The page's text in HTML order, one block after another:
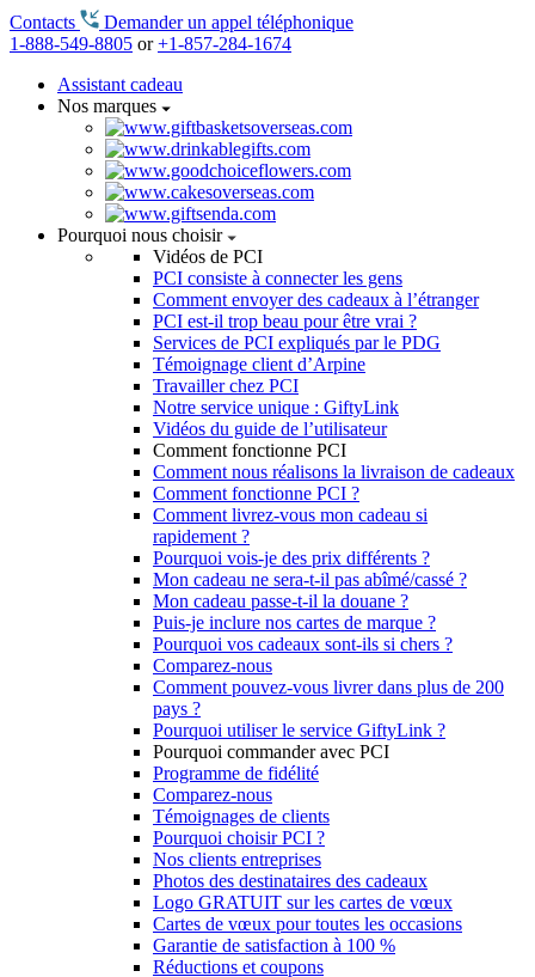
Contacts
Demander un appel téléphonique
1-888-549-8805 or+1-857-284-1674
Assistant cadeau
Nos marques
Pourquoi nous choisir
Vidéos de PCI
PCI consiste à connecter les gens
Comment envoyer des cadeaux à l’étranger
PCI est-il trop beau pour être vrai ?
Services de PCI expliqués par le PDG
Témoignage client d’Arpine
Travailler chez PCI
Notre service unique : GiftyLink
Vidéos du guide de l’utilisateur
Comment fonctionne PCI
Comment nous réalisons la livraison de cadeaux
Comment fonctionne PCI ?
Comment livrez-vous mon cadeau si
rapidement ?
Pourquoi vois-je des prix différents ?
Mon cadeau ne sera-t-il pas abîmé/cassé ?
Mon cadeau passe-t-il la douane ?
Puis-je inclure nos cartes de marque ?
Pourquoi vos cadeaux sont-ils si chers ?
Comparez-nous
Comment pouvez-vous livrer dans plus de 200
pays ?
Pourquoi utiliser le service GiftyLink ?
Pourquoi commander avec PCI
Programme de fidélité
Comparez-nous
Témoignages de clients
Pourquoi choisir PCI ?
Nos clients entreprises
Photos des destinataires des cadeaux
Logo GRATUIT sur les cartes de vœux
Cartes de vœux pour toutes les occasions
Garantie de satisfaction à 100 %
Réductions et coupons